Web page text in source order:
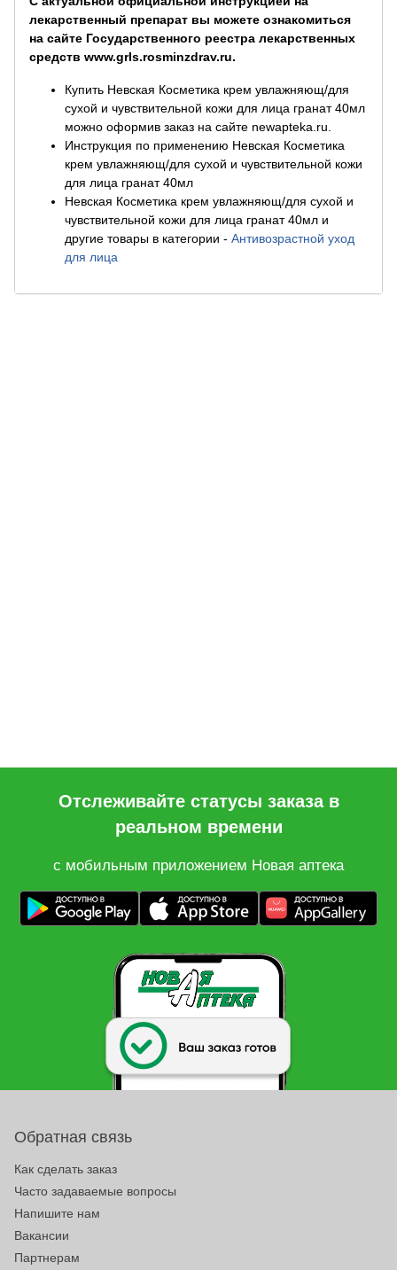
лекарственный препарат вы можете ознакомиться
на сайте Государственного реестра лекарственных
средств www.grls.rosminzdrav.ru.
Купить Невская Косметика крем увлажняющ/для
сухой и чувствительной кожи для лица гранат 40мл
можно оформив заказ на сайте newapteka.ru.
Инструкция по применению Невская Косметика
крем увлажняющ/для сухой и чувствительной кожи
для лица гранат 40мл
Невская Косметика крем увлажняющ/для сухой и
чувствительной кожи для лица гранат 40мл и
другие товары в категории - Антивозрастной уход
для лица
Отслеживайте статусы заказа в
реальном времени
с мобильным приложением Новая аптека
Обратная связь
Как сделать заказ
Часто задаваемые вопросы
Напишите нам
Вакансии
Партнерам